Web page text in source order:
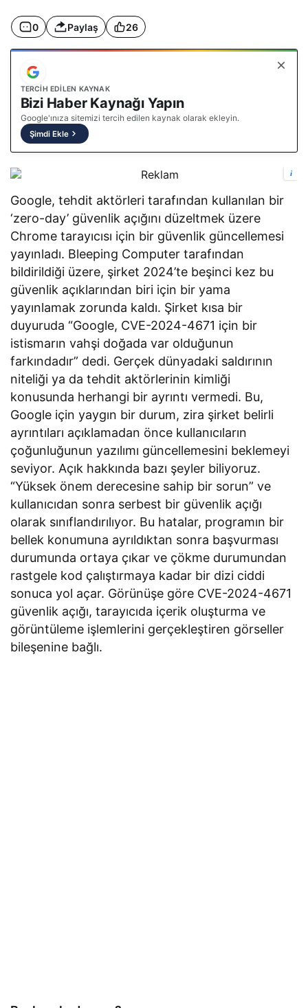
0 Paylaş 26
TERCIH EDILEN KAYNAK
Bizi Haber Kaynağı Yapın
Google'ınıza sitemizi tercih edilen kaynak olarak ekleyin.
Şimdi Ekle
i
Google, tehdit aktörleri tarafından kullanılan bir
‘zero-day’ güvenlik açığını düzeltmek üzere
Chrome tarayıcısı için bir güvenlik güncellemesi
yayınladı. Bleeping Computer tarafından
bildirildiği üzere, şirket 2024’te beşinci kez bu
güvenlik açıklarından biri için bir yama
yayınlamak zorunda kaldı. Şirket kısa bir
duyuruda “Google, CVE-2024-4671 için bir
istismarın vahşi doğada var olduğunun
farkındadır” dedi. Gerçek dünyadaki saldırının
niteliği ya da tehdit aktörlerinin kimliği
konusunda herhangi bir ayrıntı vermedi. Bu,
Google için yaygın bir durum, zira şirket belirli
ayrıntıları açıklamadan önce kullanıcıların
çoğunluğunun yazılımı güncellemesini beklemeyi
seviyor. Açık hakkında bazı şeyler biliyoruz.
“Yüksek önem derecesine sahip bir sorun” ve
kullanıcıdan sonra serbest bir güvenlik açığı
olarak sınıflandırılıyor. Bu hatalar, programın bir
bellek konumuna ayrıldıktan sonra başvurması
durumunda ortaya çıkar ve çökme durumundan
rastgele kod çalıştırmaya kadar bir dizi ciddi
sonuca yol açar. Görünüşe göre CVE-2024-4671
güvenlik açığı, tarayıcıda içerik oluşturma ve
görüntüleme işlemlerini gerçekleştiren görseller
bileşenine bağlı.